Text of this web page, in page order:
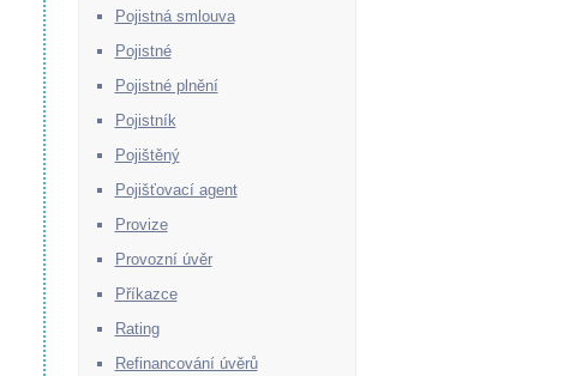
Pojistná smlouva
Pojistné
Pojistné plnění
Pojistník
Pojištěný
Pojišťovací agent
Provize
Provozní úvěr
Příkazce
Rating
Refinancování úvěrů